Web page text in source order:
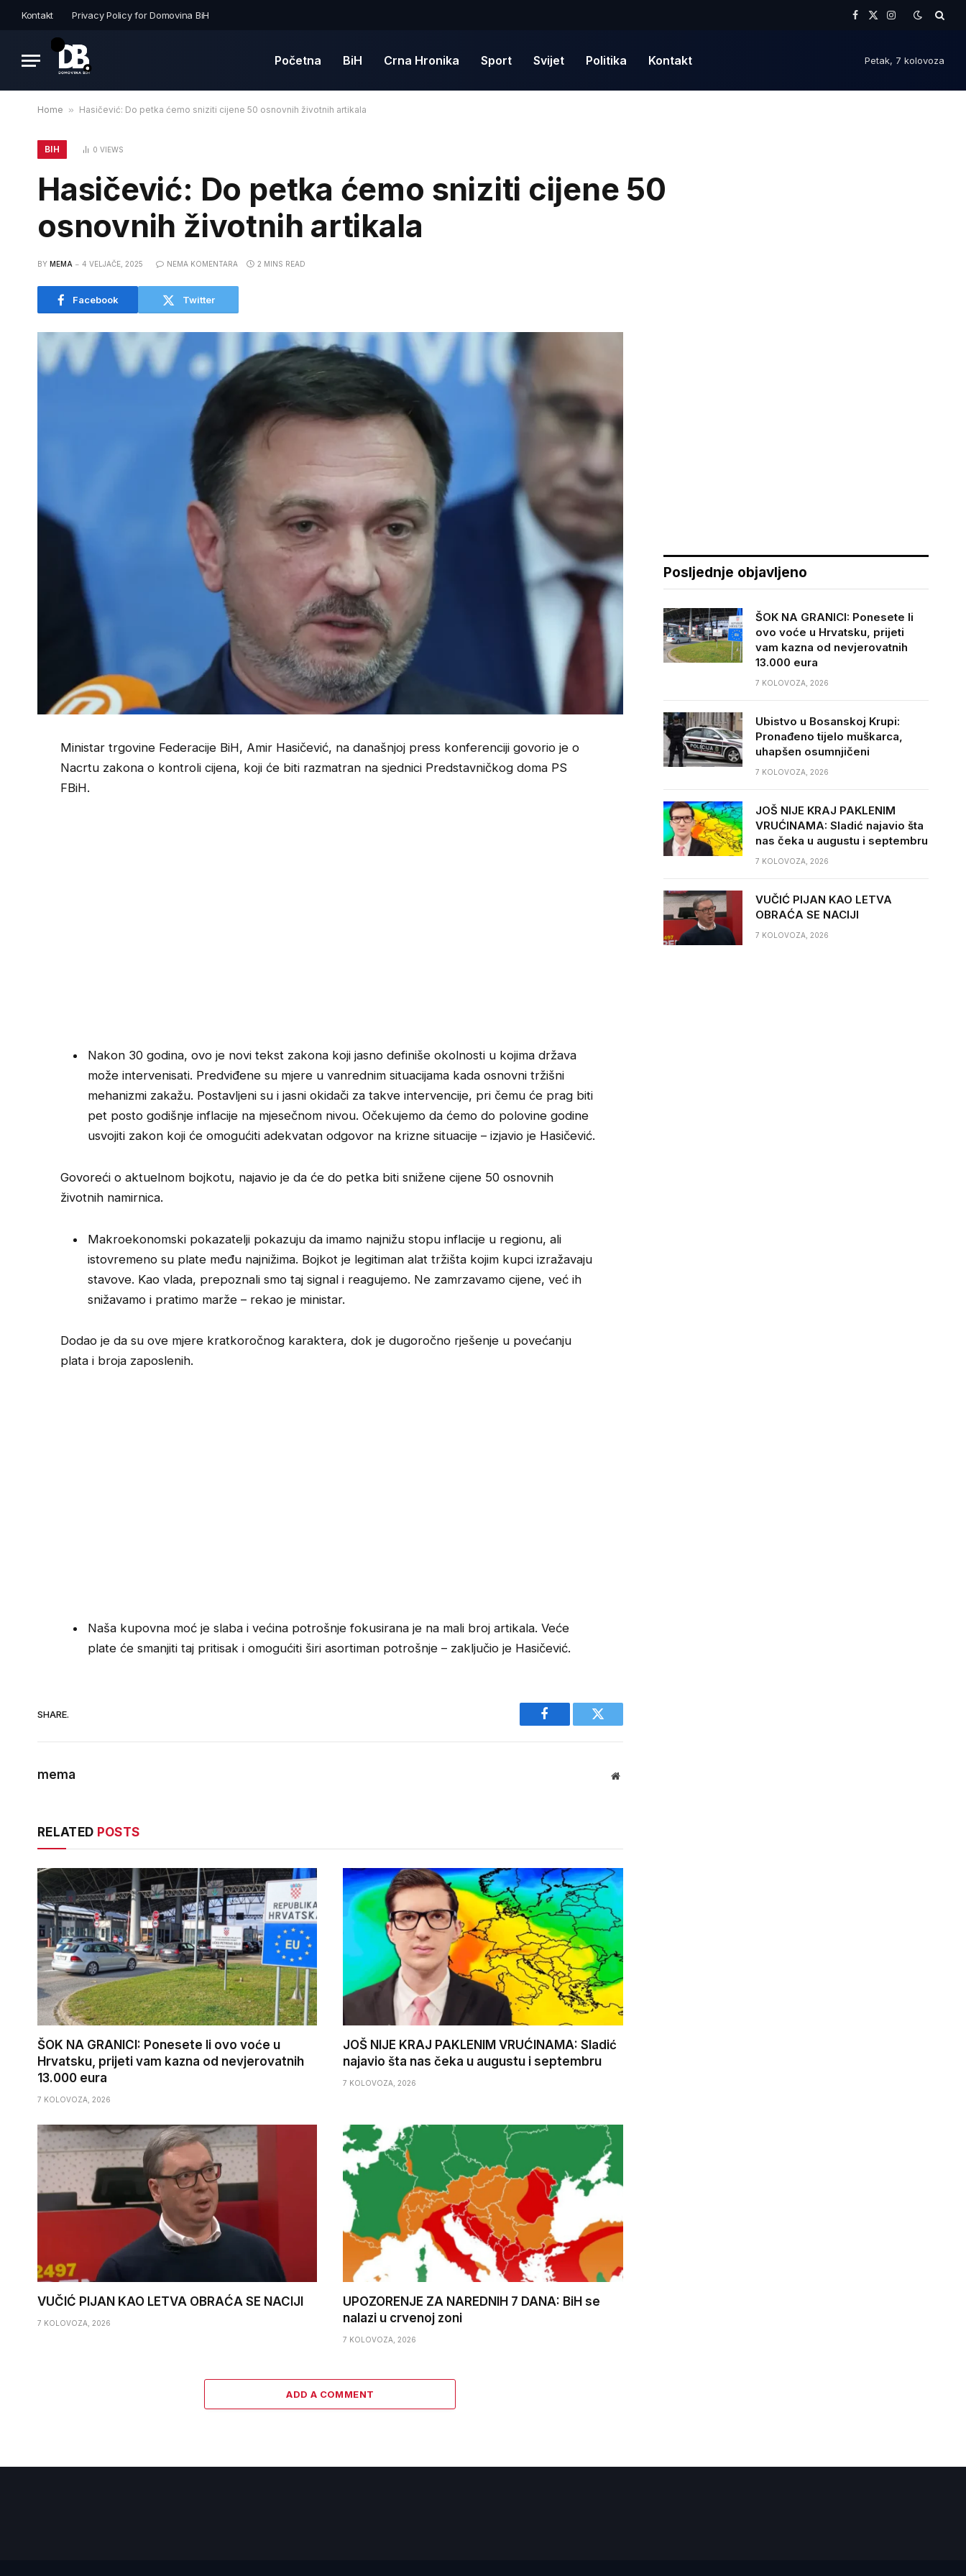
Kontakt Privacy Policy for Domovina BiH
Facebook
X
Instagram
Početna BiH Crna Hronika Sport Svijet Politika Kontakt Petak, 7 kolovoza
Home » Hasičević: Do petka ćemo sniziti cijene 50 osnovnih životnih artikala
BIH 0VIEWS
Hasičević: Do petka ćemo sniziti cijene 50
osnovnih životnih artikala
BY MEMA 4 VELJAČE, 2025 NEMA KOMENTARA 2 MINS READ
Facebook Twitter
Ministar trgovine Federacije BiH, Amir Hasičević, na današnjoj press konferenciji govorio je o
Nacrtu zakona o kontroli cijena, koji će biti razmatran na sjednici Predstavničkog doma PS
FBiH.
Nakon 30 godina, ovo je novi tekst zakona koji jasno definiše okolnosti u kojima država
može intervenisati. Predviđene su mjere u vanrednim situacijama kada osnovni tržišni
mehanizmi zakažu. Postavljeni su i jasni okidači za takve intervencije, pri čemu će prag biti
pet posto godišnje inflacije na mjesečnom nivou. Očekujemo da ćemo do polovine godine
usvojiti zakon koji će omogućiti adekvatan odgovor na krizne situacije – izjavio je Hasičević.
Govoreći o aktuelnom bojkotu, najavio je da će do petka biti snižene cijene 50 osnovnih
životnih namirnica.
Makroekonomski pokazatelji pokazuju da imamo najnižu stopu inflacije u regionu, ali
istovremeno su plate među najnižima. Bojkot je legitiman alat tržišta kojim kupci izražavaju
stavove. Kao vlada, prepoznali smo taj signal i reagujemo. Ne zamrzavamo cijene, već ih
snižavamo i pratimo marže – rekao je ministar.
Dodao je da su ove mjere kratkoročnog karaktera, dok je dugoročno rješenje u povećanju
plata i broja zaposlenih.
Naša kupovna moć je slaba i većina potrošnje fokusirana je na mali broj artikala. Veće
plate će smanjiti taj pritisak i omogućiti širi asortiman potrošnje – zaključio je Hasičević.
SHARE.
Facebook Twitter
mema Website
RELATED POSTS
ŠOK NA GRANICI: Ponesete li ovo voće u
Hrvatsku, prijeti vam kazna od nevjerovatnih
13.000 eura
7 KOLOVOZA, 2026
JOŠ NIJE KRAJ PAKLENIM VRUĆINAMA: Sladić
najavio šta nas čeka u augustu i septembru
7 KOLOVOZA, 2026
VUČIĆ PIJAN KAO LETVA OBRAĆA SE NACIJI
7 KOLOVOZA, 2026
UPOZORENJE ZA NAREDNIH 7 DANA: BiH se
nalazi u crvenoj zoni
7 KOLOVOZA, 2026
ADD A COMMENT
Posljednje objavljeno
ŠOK NA GRANICI: Ponesete li
ovo voće u Hrvatsku, prijeti
vam kazna od nevjerovatnih
13.000 eura
7 KOLOVOZA, 2026
Ubistvo u Bosanskoj Krupi:
Pronađeno tijelo muškarca,
uhapšen osumnjičeni
7 KOLOVOZA, 2026
JOŠ NIJE KRAJ PAKLENIM
VRUĆINAMA: Sladić najavio šta
nas čeka u augustu i septembru
7 KOLOVOZA, 2026
VUČIĆ PIJAN KAO LETVA
OBRAĆA SE NACIJI
7 KOLOVOZA, 2026